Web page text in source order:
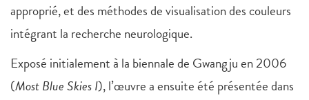
approprié, et des méthodes de visualisation des couleurs
intégrant la recherche neurologique.
Exposé initialement à la biennale de Gwangju en 2006
(Most Blue Skies I), l’œuvre a ensuite été présentée dans